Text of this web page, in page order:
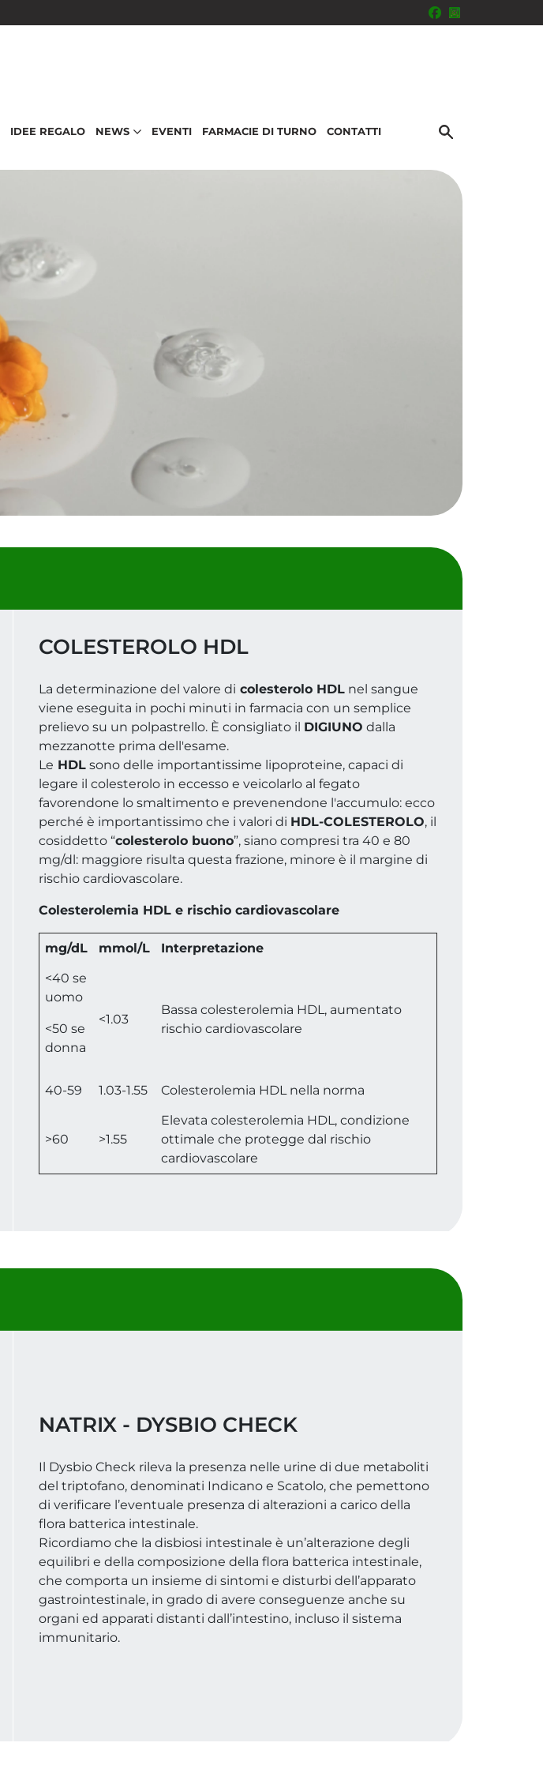
IDEE REGALO NEWS EVENTI FARMACIE DI TURNO CONTATTI
COLESTEROLO HDL
La determinazione del valore di colesterolo HDL nel sangue
viene eseguita in pochi minuti in farmacia con un semplice
prelievo su un polpastrello. È consigliato il DIGIUNO dalla
mezzanotte prima dell'esame.
Le HDL sono delle importantissime lipoproteine, capaci di
legare il colesterolo in eccesso e veicolarlo al fegato
favorendone lo smaltimento e prevenendone l'accumulo: ecco
perché è importantissimo che i valori di HDL-COLESTEROLO, il
cosiddetto “colesterolo buono”, siano compresi tra 40 e 80
mg/dl: maggiore risulta questa frazione, minore è il margine di
rischio cardiovascolare.
Colesterolemia HDL e rischio cardiovascolare
mg/dL mmol/L
Interpretazione
<40 se
uomo
<50 se
donna
<1.03
Bassa colesterolemia HDL, aumentato
rischio cardiovascolare
40-59 1.03-1.55 Colesterolemia HDL nella norma
>60 >1.55
Elevata colesterolemia HDL, condizione
ottimale che protegge dal rischio
cardiovascolare
NATRIX - DYSBIO CHECK
Il Dysbio Check rileva la presenza nelle urine di due metaboliti
del triptofano, denominati Indicano e Scatolo, che pemettono
di verificare l’eventuale presenza di alterazioni a carico della
flora batterica intestinale.
Ricordiamo che la disbiosi intestinale è un’alterazione degli
equilibri e della composizione della flora batterica intestinale,
che comporta un insieme di sintomi e disturbi dell’apparato
gastrointestinale, in grado di avere conseguenze anche su
organi ed apparati distanti dall’intestino, incluso il sistema
immunitario.